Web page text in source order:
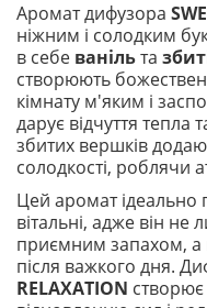
Аромат дифузора
ніжним і солодким
в себе ванільта
створюють
кімнату м'яким і
дарує відчуття тепла
збитих вершків
солодкості,
Цей аромат ідеально
вітальні, адже він
приємним запахом, а
після важкого дня.
RELAXATION